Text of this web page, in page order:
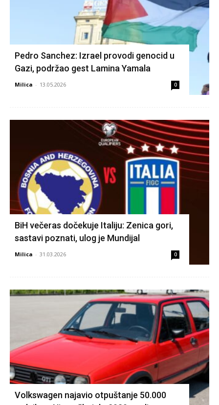
Pedro Sanchez: Izrael provodi genocid u
Gazi, podržao gest Lamina Yamala
Milica - 13.05.2026 0
BiH večeras dočekuje Italiju: Zenica gori,
sastavi poznati, ulog je Mundijal
Milica - 31.03.2026 0
Volkswagen najavio otpuštanje 50.000